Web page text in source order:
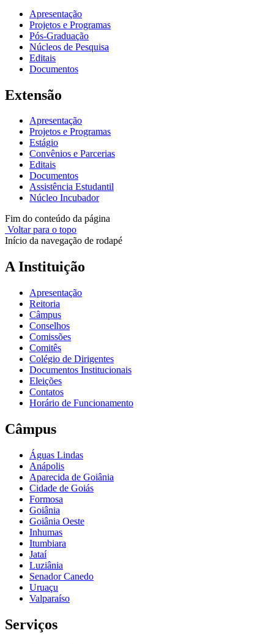
Apresentação
Projetos e Programas
Pós-Graduação
Núcleos de Pesquisa
Editais
Documentos
Extensão
Apresentação
Projetos e Programas
Estágio
Convênios e Parcerias
Editais
Documentos
Assistência Estudantil
Núcleo Incubador
Fim do conteúdo da página
Voltar para o topo
Início da navegação de rodapé
A Instituição
Apresentação
Reitoria
Câmpus
Conselhos
Comissões
Comitês
Colégio de Dirigentes
Documentos Institucionais
Eleições
Contatos
Horário de Funcionamento
Câmpus
Águas Lindas
Anápolis
Aparecida de Goiânia
Cidade de Goiás
Formosa
Goiânia
Goiânia Oeste
Inhumas
Itumbiara
Jataí
Luziânia
Senador Canedo
Uruaçu
Valparaíso
Serviços